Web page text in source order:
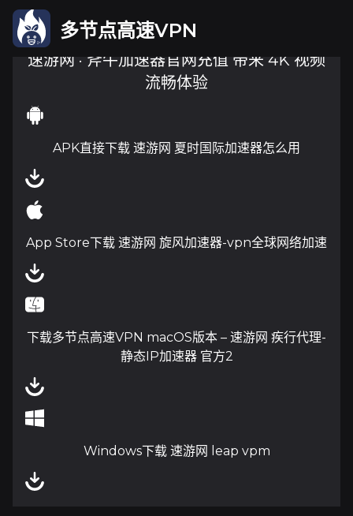
多节点高速VPN
速游网 · 斧牛加速器官网充值 带来 4K 视频
流畅体验
APK直接下载 速游网 夏时国际加速器怎么用
App Store下载 速游网 旋风加速器-vpn全球网络加速
下载多节点高速VPN macOS版本 – 速游网 疾行代理-
静态IP加速器 官方2
Windows下载 速游网 leap vpm